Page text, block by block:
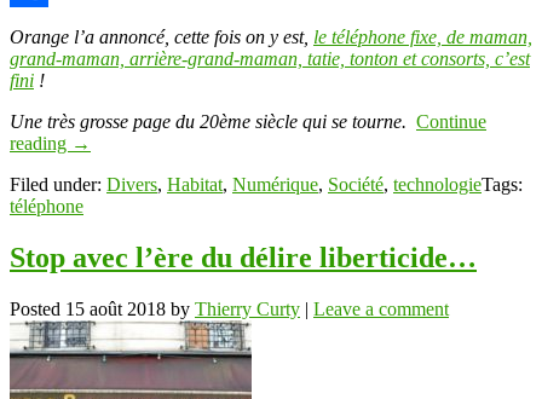
Link
Partager
Orange l’a annoncé, cette fois on y est, le téléphone fixe, de maman,
grand-maman, arrière-grand-maman, tatie, tonton et consorts, c’est
fini !
Une très grosse page du 20ème siècle qui se tourne. Continue
reading →
Filed under: Divers, Habitat, Numérique, Société, technologieTags:
téléphone
Stop avec l’ère du délire liberticide…
Posted 15 août 2018 by Thierry Curty | Leave a comment